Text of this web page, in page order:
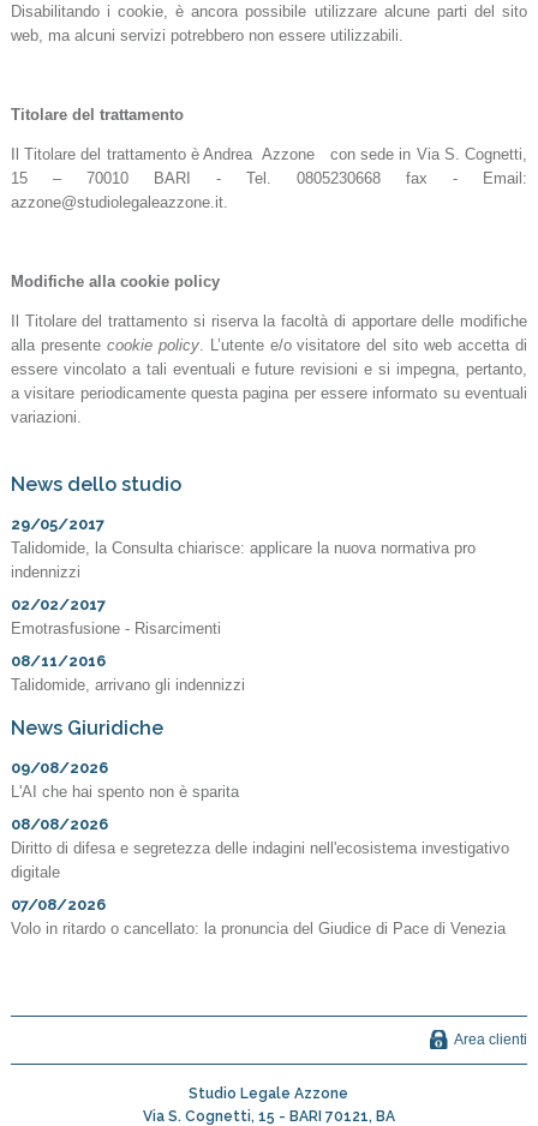
Disabilitando i cookie, è ancora possibile utilizzare alcune parti del sito
web, ma alcuni servizi potrebbero non essere utilizzabili.
Titolare del trattamento
Il Titolare del trattamento è Andrea Azzone con sede in Via S. Cognetti,
15 – 70010 BARI - Tel. 0805230668 fax - Email:
azzone@studiolegaleazzone.it.
Modifiche alla cookie policy
Il Titolare del trattamento si riserva la facoltà di apportare delle modifiche
alla presente cookie policy. L’utente e/o visitatore del sito web accetta di
essere vincolato a tali eventuali e future revisioni e si impegna, pertanto,
a visitare periodicamente questa pagina per essere informato su eventuali
variazioni.
News dello studio
29/05/2017
Talidomide, la Consulta chiarisce: applicare la nuova normativa pro
indennizzi
02/02/2017
Emotrasfusione - Risarcimenti
08/11/2016
Talidomide, arrivano gli indennizzi
News Giuridiche
09/08/2026
L'AI che hai spento non è sparita
08/08/2026
Diritto di difesa e segretezza delle indagini nell'ecosistema investigativo
digitale
07/08/2026
Volo in ritardo o cancellato: la pronuncia del Giudice di Pace di Venezia
Area clienti
Studio Legale Azzone
Via S. Cognetti, 15 - BARI 70121, BA